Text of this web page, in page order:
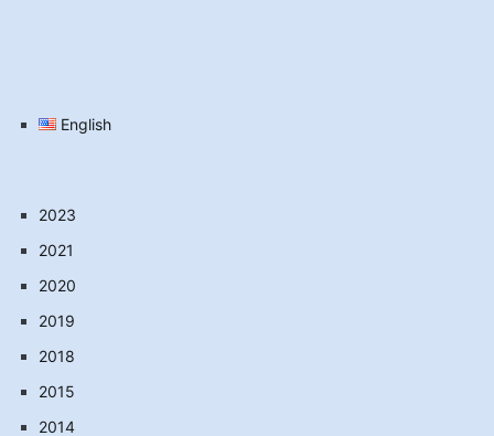
English
2023
2021
2020
2019
2018
2015
2014